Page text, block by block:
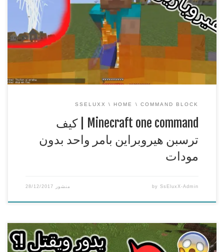
===============================================
== Minecraft one command | كيف ترسبن هيروبراين بامر واحد
بدون مودات تحديث 1.12 شكرا لكم على المشاهدة ويا ريت نقدر
نوصل 1500 لايك n_n وياريت تنشرون هاشتاق : #دعمSsEluxX
COMMAND BLOCK
HOME
SSELUXX
Minecraft one command | كيف
ترسبن هيروبراين بامر واحد بدون
مودات
bySsEluxX-Admin منشور 28/12/2017